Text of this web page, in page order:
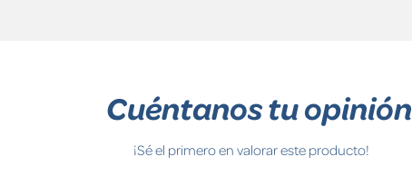
Cuéntanos tu opinión
¡Sé el primero en valorar este producto!